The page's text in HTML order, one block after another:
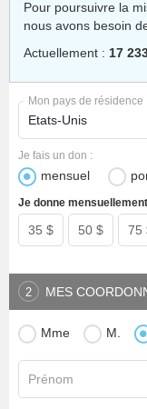
Pour poursuivre la
nous avons besoin
Actuellement : 17
Mon pays de résidence
mensuel
Je fais un don :
35 $ 50 $ 75
Je donne mensuellement
2 MES
Mme M.
Prénom